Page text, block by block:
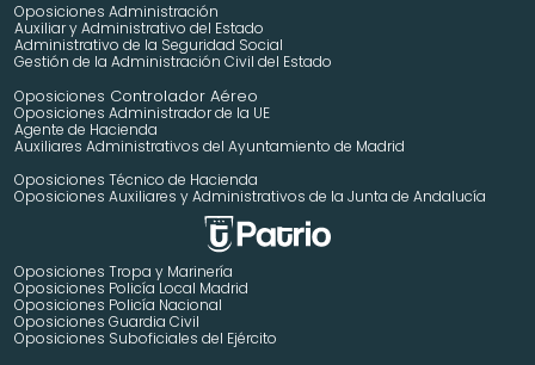
Oposiciones Administración
Auxiliar y Administrativo del Estado
Administrativo de la Seguridad Social
Gestión de la Administración Civil del Estado
Oposiciones Controlador Aéreo
Oposiciones Administrador de la UE
Agente de Hacienda
Auxiliares Administrativos del Ayuntamiento de Madrid
Oposiciones Técnico de Hacienda
Oposiciones Auxiliares y Administrativos de la Junta de Andalucía
Oposiciones Tropa y Marinería
Oposiciones Policía Local Madrid
Oposiciones Policía Nacional
Oposiciones Guardia Civil
Oposiciones Suboficiales del Ejército